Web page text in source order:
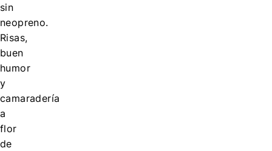
sin
neopreno.
Risas,
buen
humor
y
camaradería
a
flor
de